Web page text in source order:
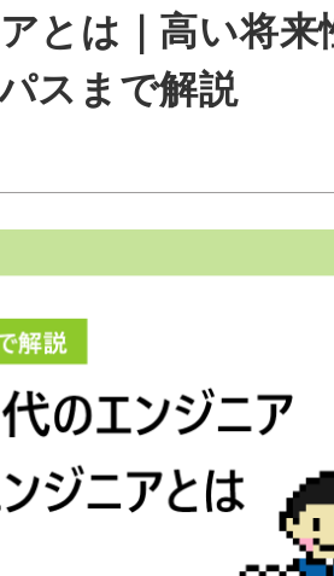
とは｜高い将来
スまで解説